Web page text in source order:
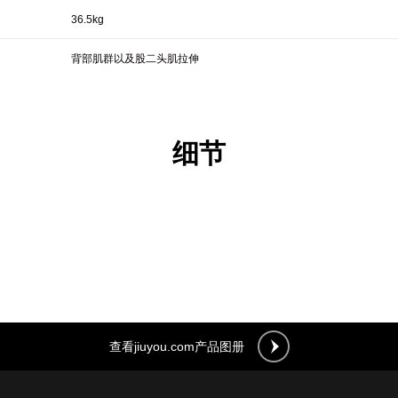
36.5kg
背部肌群以及股二头肌拉伸
细节
查看jiuyou.com产品图册